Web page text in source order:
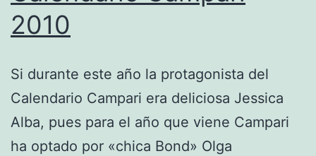
2010
Si durante este año la protagonista del
Calendario Campari era deliciosa Jessica
Alba, pues para el año que viene Campari
ha optado por «chica Bond» Olga